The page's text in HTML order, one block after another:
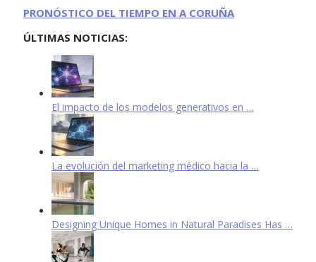
PRONÓSTICO DEL TIEMPO EN A CORUÑA
ÚLTIMAS NOTICIAS:
El impacto de los modelos generativos en …
La evolución del marketing médico hacia la …
Designing Unique Homes in Natural Paradises Has …